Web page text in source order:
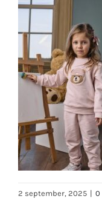
2 september, 2025 | 0